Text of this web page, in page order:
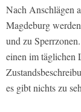
Nach Anschlägen
Magdeburg
und zu
einen im täglichen
es gibt nichts zu